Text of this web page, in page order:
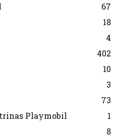
67
18
4
402
10
3
73
Playmobil
1
8